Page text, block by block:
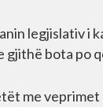
legjislativ i
bota po
me